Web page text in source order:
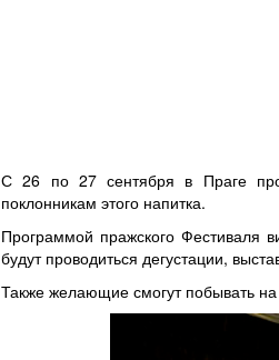
С 26 по 27 сентября в Праге
поклонникам этого напитка.
Программой пражского Фестиваля
будут проводиться дегустации,
Также желающие смогут побывать